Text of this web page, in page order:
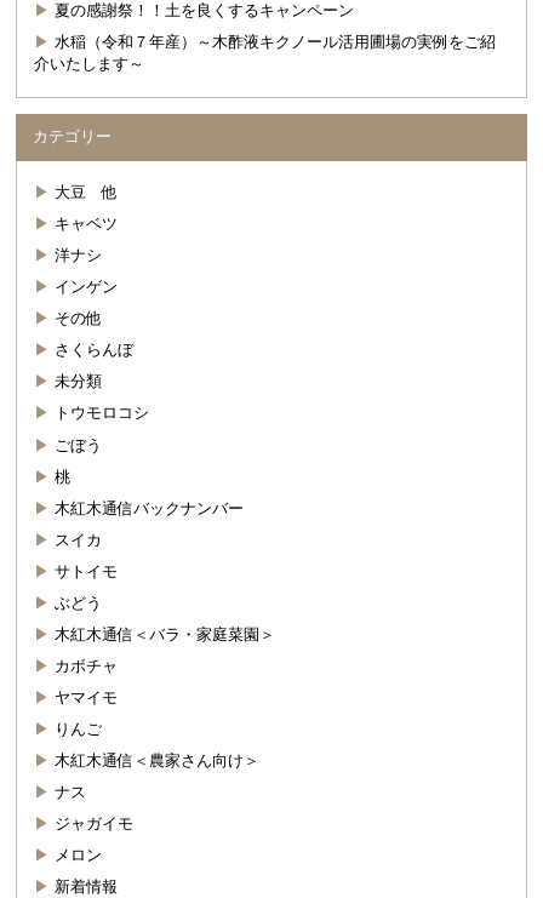
夏の感謝祭！！土を良くするキャンペーン
水稲（令和７年産）～木酢液キクノール活用圃場の実例をご紹
介いたします～
カテゴリー
大豆 他
キャベツ
洋ナシ
インゲン
その他
さくらんぼ
未分類
トウモロコシ
ごぼう
桃
木紅木通信バックナンバー
スイカ
サトイモ
ぶどう
木紅木通信＜バラ・家庭菜園＞
カボチャ
ヤマイモ
りんご
木紅木通信＜農家さん向け＞
ナス
ジャガイモ
メロン
新着情報